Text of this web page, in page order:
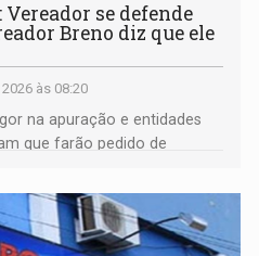
Vereador se defende
Breno diz que ele
às 08:20
na apuração e entidades
que farão pedido de